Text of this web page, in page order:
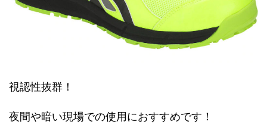
視認性抜群！
夜間や暗い現場での使用におすすめです！